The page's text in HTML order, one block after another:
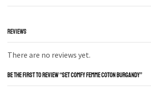
REVIEWS
There are no reviews yet.
BE THE FIRST TO REVIEW “SET COMFY FEMME COTON BURGANDY”